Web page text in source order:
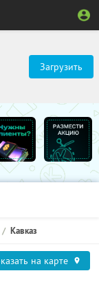
Загрузить
Кавказ
на карте